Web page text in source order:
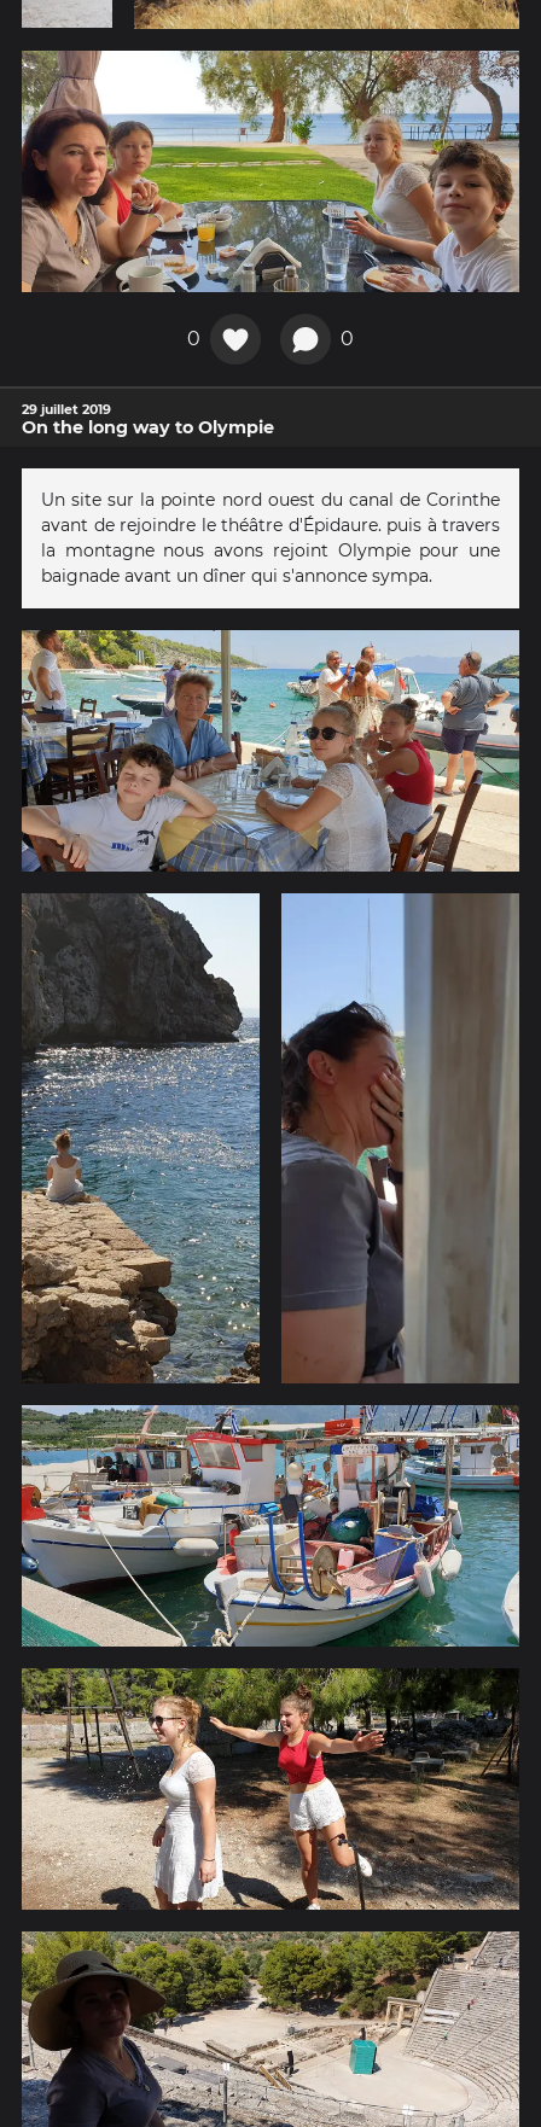
0 0
29 juillet 2019
On the long way to Olympie
Un site sur la pointe nord ouest du canal de Corinthe
avant de rejoindre le théâtre d'Épidaure. puis à travers
la montagne nous avons rejoint Olympie pour une
baignade avant un dîner qui s'annonce sympa.